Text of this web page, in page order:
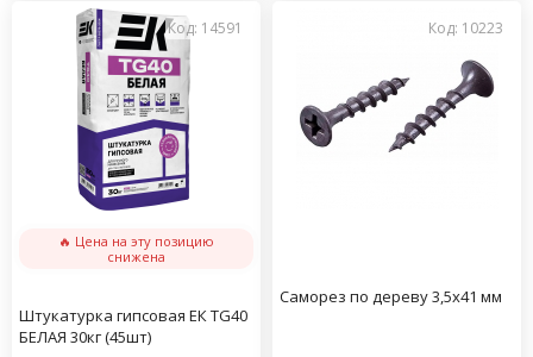
Код: 14591
🔥 Цена на эту позицию
снижена
Штукатурка гипсовая ЕК TG40
БЕЛАЯ 30кг (45шт)
Код: 10223
Саморез по дереву 3,5х41 мм